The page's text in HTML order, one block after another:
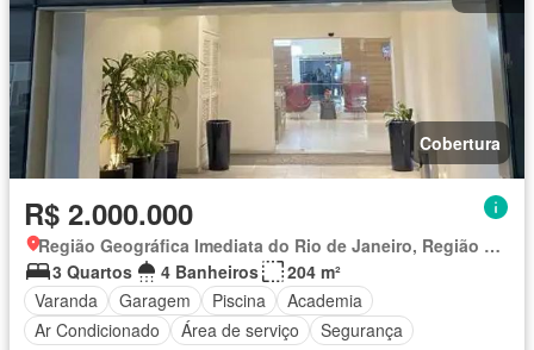
Cobertura
R$ 2.000.000
Região Geográfica Imediata do Rio de Janeiro, Região Metropolitana do Rio de Janeiro
3 Quartos
4 Banheiros
204 m²
Varanda
Garagem Piscina
Academia
Ar Condicionado
Área de serviço Segurança